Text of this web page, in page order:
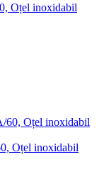
Oțel inoxidabil
Oțel inoxidabil